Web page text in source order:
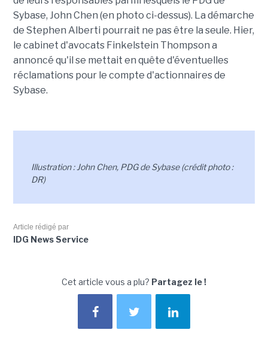
Sybase, John Chen (en photo ci-dessus). La démarche
de Stephen Alberti pourrait ne pas être la seule. Hier,
le cabinet d'avocats Finkelstein Thompson a
annoncé qu'il se mettait en quête d'éventuelles
réclamations pour le compte d'actionnaires de
Sybase.
Illustration : John Chen, PDG de Sybase (crédit photo :
DR)
Article rédigé par
IDG News Service
Cet article vous a plu? Partagez le !